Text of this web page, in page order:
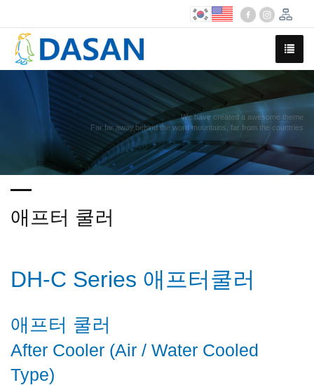
We have created a awesome theme
Far far away,behind the word mountains, far from the countries
애프터 쿨러
DH-C Series 애프터쿨러
애프터 쿨러
After Cooler (Air / Water Cooled
Type)